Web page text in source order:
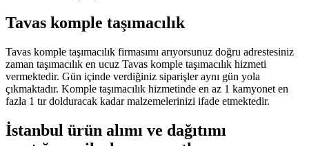
Tavas komple taşımacılık
Tavas komple taşımacılık firmasımı arıyorsunuz doğru adrestesiniz
zaman taşımacılık en ucuz Tavas komple taşımacılık hizmeti
vermektedir. Gün içinde verdiğiniz siparişler aynı gün yola
çıkmaktadır. Komple taşımacılık hizmetinde en az 1 kamyonet en
fazla 1 tır dolduracak kadar malzemelerinizi ifade etmektedir.
İstanbul ürün alımı ve dağıtımı